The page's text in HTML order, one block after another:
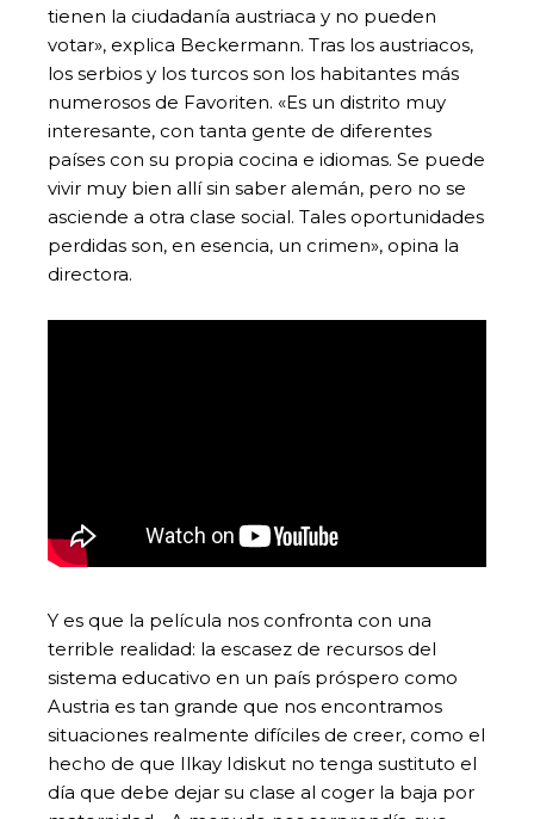
tienen la ciudadanía austriaca y no pueden
votar», explica Beckermann. Tras los austriacos,
los serbios y los turcos son los habitantes más
numerosos de Favoriten. «Es un distrito muy
interesante, con tanta gente de diferentes
países con su propia cocina e idiomas. Se puede
vivir muy bien allí sin saber alemán, pero no se
asciende a otra clase social. Tales oportunidades
perdidas son, en esencia, un crimen», opina la
directora.
Y es que la película nos confronta con una
terrible realidad: la escasez de recursos del
sistema educativo en un país próspero como
Austria es tan grande que nos encontramos
situaciones realmente difíciles de creer, como el
hecho de que Ilkay Idiskut no tenga sustituto el
día que debe dejar su clase al coger la baja por